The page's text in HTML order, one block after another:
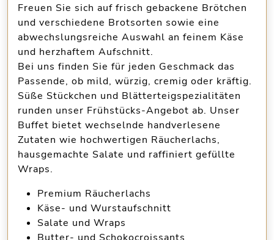
Freuen Sie sich auf frisch gebackene Brötchen
und verschiedene Brotsorten sowie eine
abwechslungsreiche Auswahl an feinem Käse
und herzhaftem Aufschnitt.
Bei uns finden Sie für jeden Geschmack das
Passende, ob mild, würzig, cremig oder kräftig.
Süße Stückchen und Blätterteigspezialitäten
runden unser Frühstücks-Angebot ab. Unser
Buffet bietet wechselnde handverlesene
Zutaten wie hochwertigen Räucherlachs,
hausgemachte Salate und raffiniert gefüllte
Wraps.
Premium Räucherlachs
Käse- und Wurstaufschnitt
Salate und Wraps